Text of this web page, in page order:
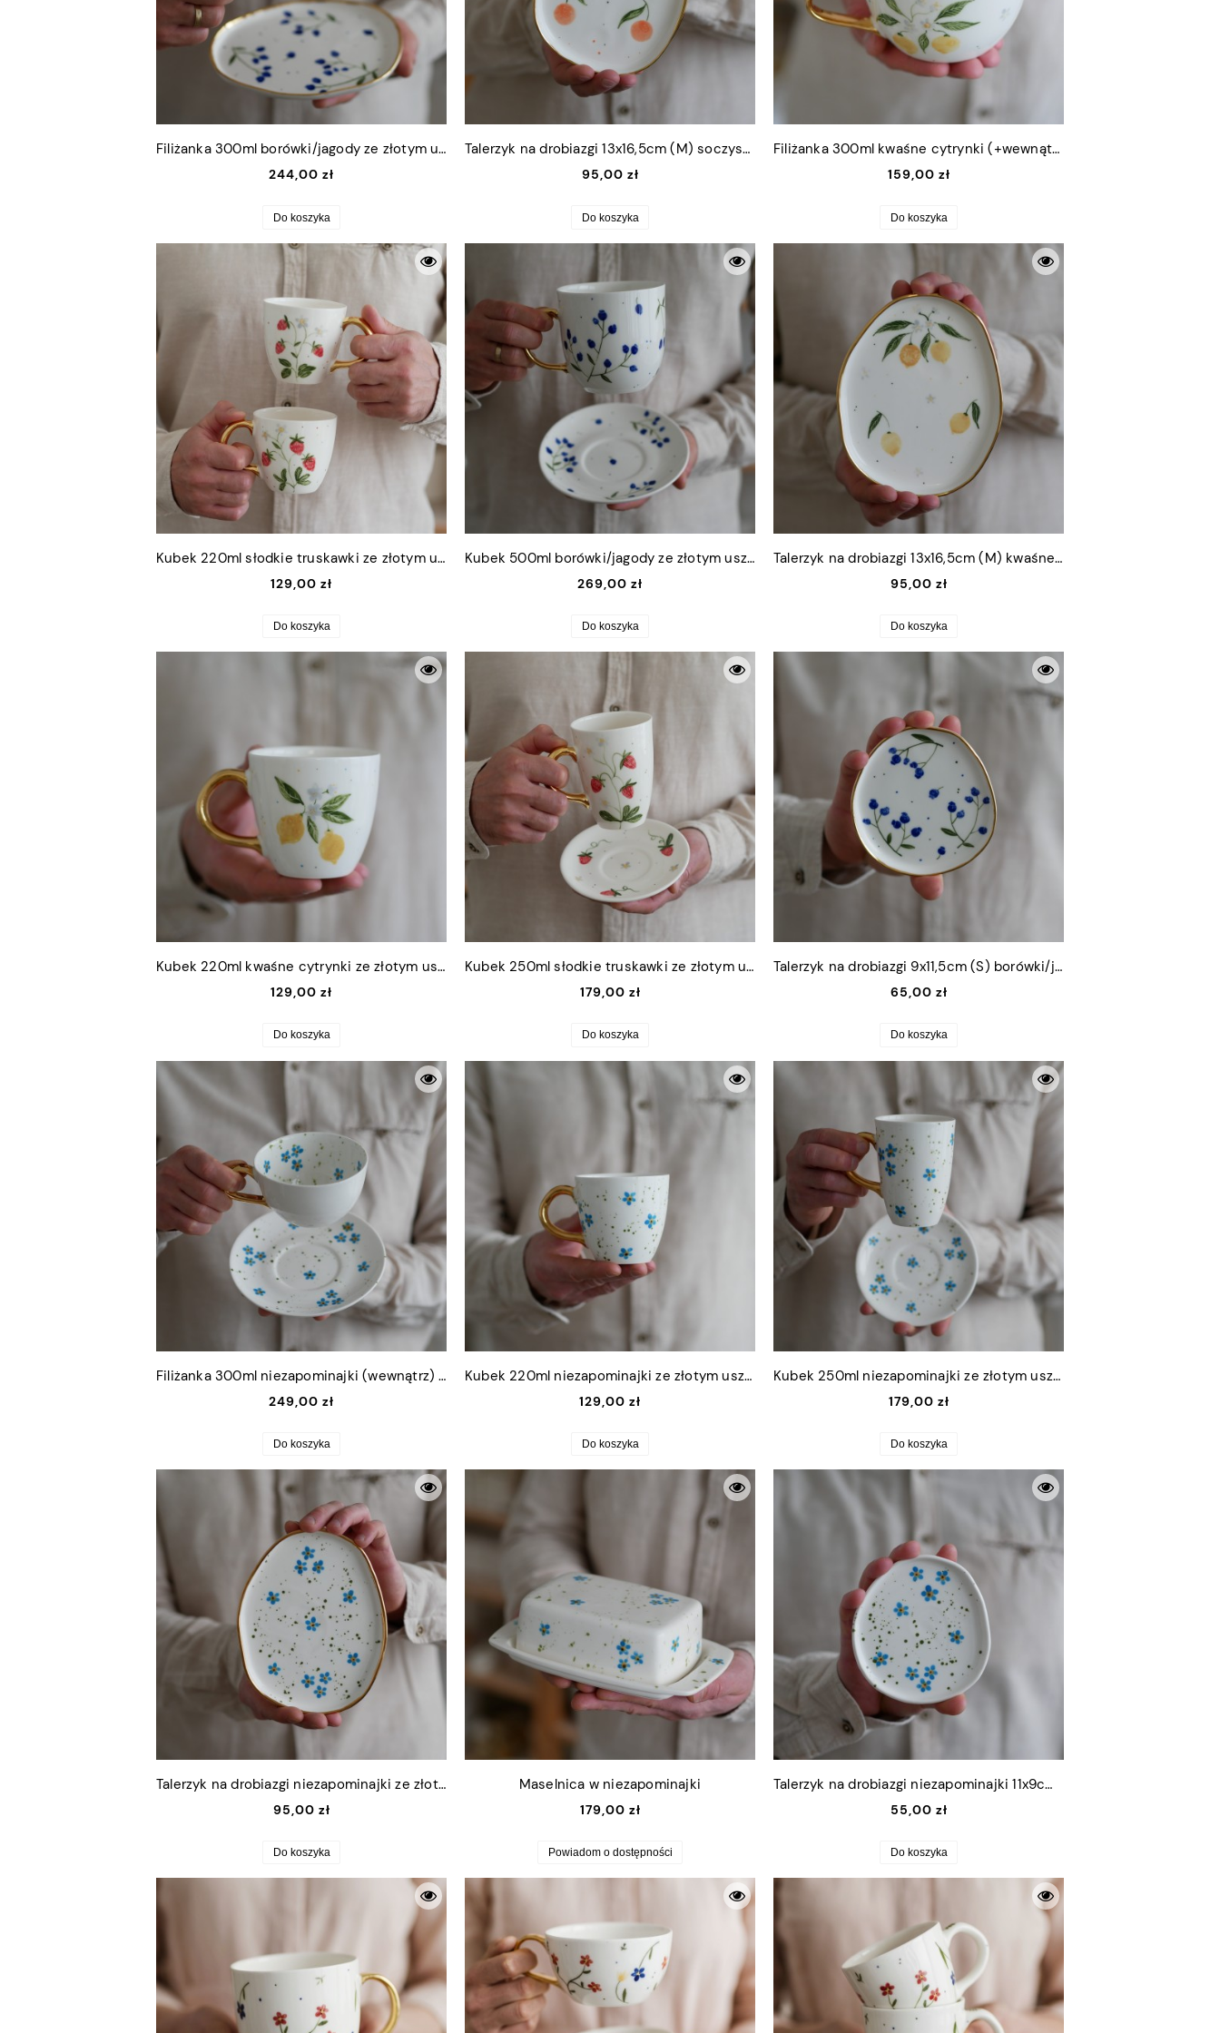
Filiżanka 300ml borówki/jagody ze złotym uszkiem + talerzyk (M) 13,5x16cm
244,00 zł
Do koszyka
Talerzyk na drobiazgi 13x16,5cm (M) soczyste pomarańcze ze złotym rantem
95,00 zł
Do koszyka
Filiżanka 300ml kwaśne cytrynki (+wewnątrz) ze złotym uszkiem
159,00 zł
Do koszyka
Kubek 220ml słodkie truskawki ze złotym uszkiem
129,00 zł
Do koszyka
Kubek 500ml borówki/jagody ze złotym uszkiem + talerzyk 15cm
269,00 zł
Do koszyka
Talerzyk na drobiazgi 13x16,5cm (M) kwaśne cytrynki ze złotym rantem
95,00 zł
Do koszyka
Kubek 220ml kwaśne cytrynki ze złotym uszkiem
129,00 zł
Do koszyka
Kubek 250ml słodkie truskawki ze złotym uszkiem + talerzyk 12,5cm
179,00 zł
Do koszyka
Talerzyk na drobiazgi 9x11,5cm (S) borówki/jagody ze złotym rantem
65,00 zł
Do koszyka
Filiżanka 300ml niezapominajki (wewnątrz) ze złotym uszkiem + talerzyk 15cm
249,00 zł
Do koszyka
Kubek 220ml niezapominajki ze złotym uszkiem
129,00 zł
Do koszyka
Kubek 250ml niezapominajki ze złotym uszkiem + talerzyk 12,5cm
179,00 zł
Do koszyka
Talerzyk na drobiazgi niezapominajki ze złotym rantem 13x16,5cm (M)
95,00 zł
Do koszyka
Maselnica w niezapominajki
179,00 zł
Powiadom o dostępności
Talerzyk na drobiazgi niezapominajki 11x9cm (S)
55,00 zł
Do koszyka